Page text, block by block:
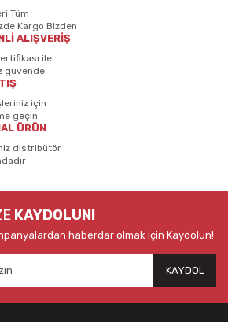
Tüm
Kargo Bizden
ALIŞVERİŞ
ile
güvende
için
geçin
ÜRÜN
distribütör
KAYDOLUN!
haberdar olmak için Kaydolun!
KAYDOL